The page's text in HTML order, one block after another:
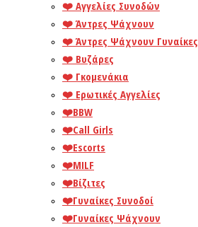
❤️️ Αγγελίες Συνοδών
❤️️ Άντρες Ψάχνουν
❤️️ Άντρες Ψάχνουν Γυναίκες
❤️️ Βυζάρες
❤️️ Γκομενάκια
❤️️ Ερωτικές Αγγελίες
❤️️BBW
❤️️Call Girls
❤️️Escorts
❤️️MILF
❤️️Βίζιτες
❤️️Γυναίκες Συνοδοί
❤️️Γυναίκες Ψάχνουν